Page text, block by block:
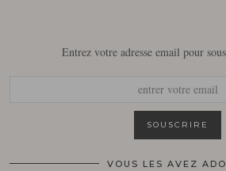
Entrez votre adresse email pour
VOUS LES AVEZ